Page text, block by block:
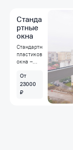
Станда
ртные
окна
Стандартные
пластиковые
окна –
универсальное
решение
для
большинства
От
23000
₽